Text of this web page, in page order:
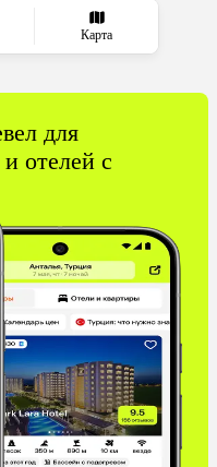
Карта
для
отелей с